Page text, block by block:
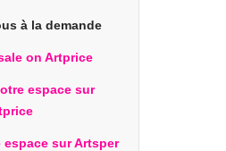
à la demande
on Artprice
espace sur
espace sur Artsper